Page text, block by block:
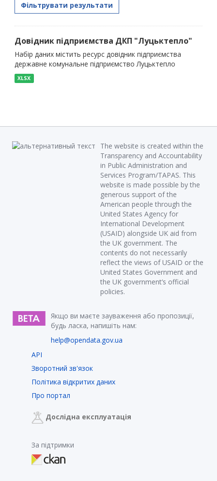
Фільтрувати результати
Довідник підприємства ДКП "Луцьктепло"
Набір даних містить ресурс довідник підприємства
державне комунальне підприємство Луцьктепло
XLSX
The website is created within the
Transparency and Accountability
in Public Administration and
Services Program/TAPAS. This
website is made possible by the
generous support of the
American people through the
United States Agency for
International Development
(USAID) alongside UK aid from
the UK government. The
contents do not necessarily
reflect the views of USAID or the
United States Government and
the UK government’s official
policies.
Якщо ви маєте зауваження або пропозиції,
будь ласка, напишіть нам:
help@opendata.gov.ua
API
Зворотний зв'язок
Політика відкритих даних
Про портал
Дослідна експлуатація
За підтримки